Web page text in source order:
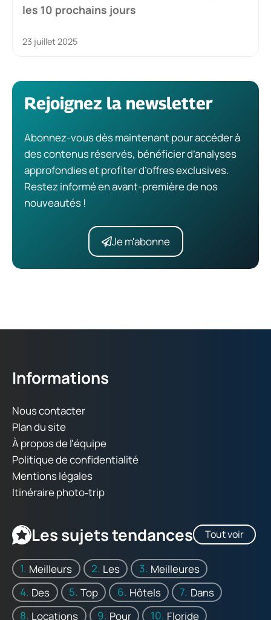
les 10 prochains jours
23 juillet 2025
Rejoignez la newsletter
Abonnez-vous dès maintenant pour accéder à
des contenus réservés, bénéficier d’analyses
approfondies et profiter d’offres exclusives.
Restez informé en avant-première de nos
nouveautés !
Je m'abonne
Informations
Nous contacter
Plan du site
À propos de l'équipe
Politique de confidentialité
Mentions légales
Itinéraire photo‑trip
Les sujets tendances Tout voir
Meilleurs Les
Meilleures
Des
Top Hôtels
Dans
Locations
Pour Floride